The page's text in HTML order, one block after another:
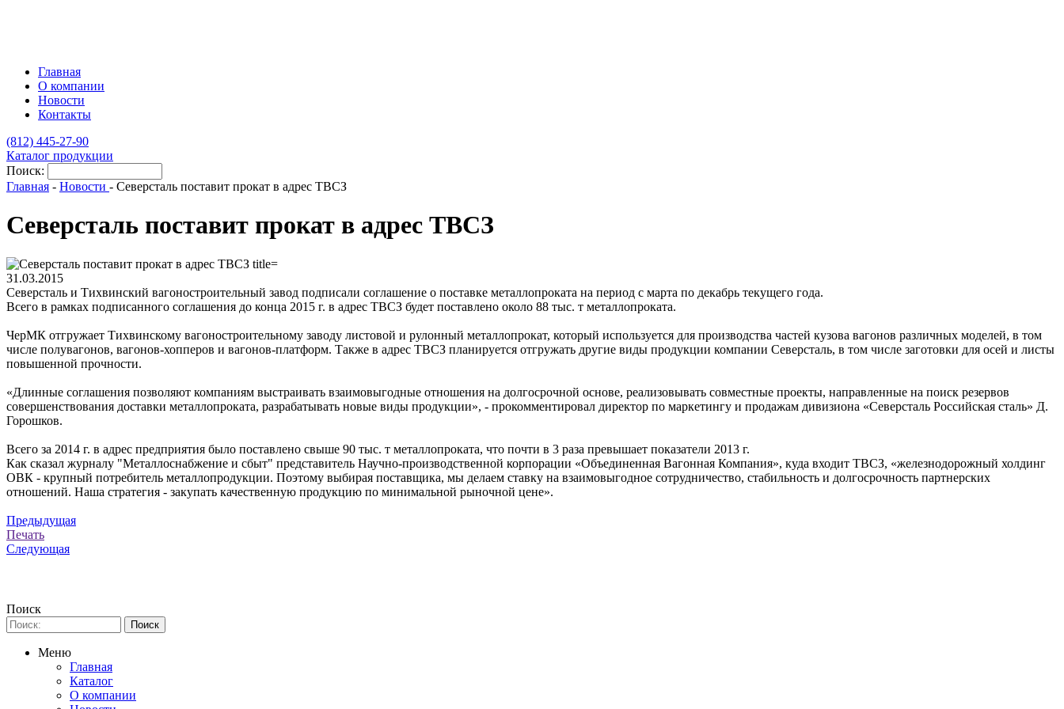
Главная
О компании
Новости
Контакты
(812) 445-27-90
Каталог продукции
Поиск:
Главная - Новости - Северсталь поставит прокат в адрес ТВСЗ
Северсталь поставит прокат в адрес ТВСЗ
31.03.2015
Северсталь и Тихвинский вагоностроительный завод подписали соглашение о поставке металлопроката на период с марта по декабрь текущего года.
Всего в рамках подписанного соглашения до конца 2015 г. в адрес ТВСЗ будет поставлено около 88 тыс. т металлопроката.
ЧерМК отгружает Тихвинскому вагоностроительному заводу листовой и рулонный металлопрокат, который используется для производства частей кузова вагонов различных моделей, в том
числе полувагонов, вагонов-хопперов и вагонов-платформ. Также в адрес ТВСЗ планируется отгружать другие виды продукции компании Северсталь, в том числе заготовки для осей и листы
повышенной прочности.
«Длинные соглашения позволяют компаниям выстраивать взаимовыгодные отношения на долгосрочной основе, реализовывать совместные проекты, направленные на поиск резервов
совершенствования доставки металлопроката, разрабатывать новые виды продукции», - прокомментировал директор по маркетингу и продажам дивизиона «Северсталь Российская сталь» Д.
Горошков.
Всего за 2014 г. в адрес предприятия было поставлено свыше 90 тыс. т металлопроката, что почти в 3 раза превышает показатели 2013 г.
Как сказал журналу "Металлоснабжение и сбыт" представитель Научно-производственной корпорации «Объединенная Вагонная Компания», куда входит ТВСЗ, «железнодорожный холдинг
ОВК - крупный потребитель металлопродукции. Поэтому выбирая поставщика, мы делаем ставку на взаимовыгодное сотрудничество, стабильность и долгосрочность партнерских
отношений. Наша стратегия - закупать качественную продукцию по минимальной рыночной цене».
Предыдущая
Печать
Следующая
Поиск
Меню
Главная
Каталог
О компании